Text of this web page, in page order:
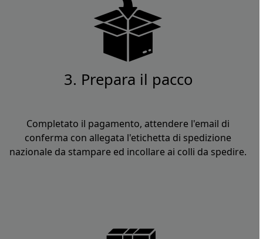
3. Prepara il pacco
Completato il pagamento, attendere l'email di
conferma con allegata l'etichetta di spedizione
nazionale da stampare ed incollare ai colli da spedire.